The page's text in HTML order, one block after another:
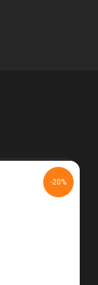
-20%